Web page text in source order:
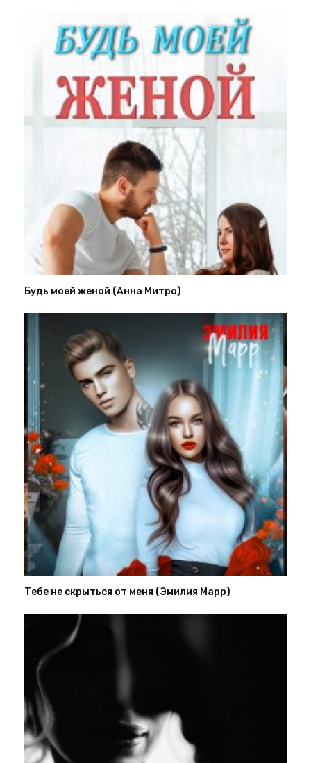
Будь моей женой (Анна Митро)
Тебе не скрыться от меня (Эмилия Марр)